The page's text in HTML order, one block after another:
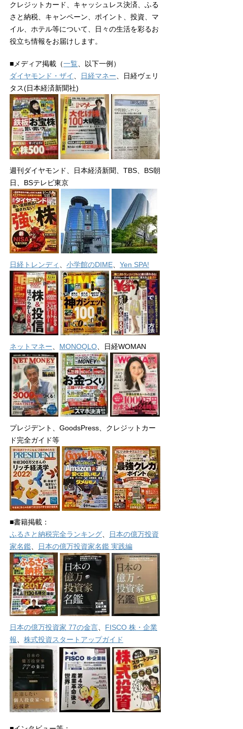
クレジットカード、キャッシュレス決済、ふる
さと納税、キャンペーン、ポイント、投資、マ
イル、ホテル等について、日々の生活を彩るお
役立ち情報をお届けします。
■メディア掲載（一覧 、以下一例）
ダイヤモンド・ザイ
日経マネー 、日経ヴェリ
タス(日本経済新聞社)
週刊ダイヤモンド、日本経済新聞、TBS、BS朝
日、BSテレビ東京
日経トレンディ 小学館のDIME Yen SPA!
ネットマネー MONOQLO 、日経WOMAN
プレジデント、GoodsPress、クレジットカー
ド完全ガイド等
■書籍掲載：
ふるさと納税完全ランキング、
日本の億万投資
家名鑑、 日本の億万投資家名鑑 実践編
日本の億万投資家 77の金言、 FISCO 株・企業
報、 株式投資スタートアップガイド